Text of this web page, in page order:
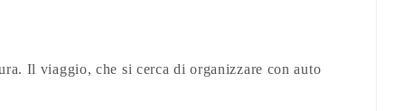
Il viaggio, che si cerca di organizzare con auto